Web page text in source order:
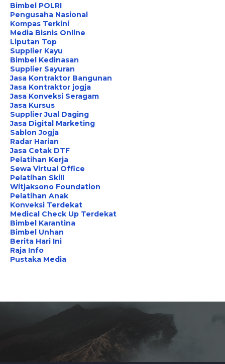
Bimbel POLRI
Pengusaha Nasional
Kompas Terkini
Media Bisnis Online
Liputan Top
Supplier Kayu
Bimbel Kedinasan
Supplier Sayuran
Jasa Kontraktor Bangunan
Jasa Kontraktor jogja
Jasa Konveksi Seragam
Jasa Kursus
Supplier Jual Daging
Jasa Digital Marketing
Sablon Jogja
Radar Harian
Jasa Cetak DTF
Pelatihan Kerja
Sewa Virtual Office
Pelatihan Skill
Witjaksono Foundation
Pelatihan Anak
Konveksi Terdekat
Medical Check Up Terdekat
Bimbel Karantina
Bimbel Unhan
Berita Hari Ini
Raja Info
Pustaka Media